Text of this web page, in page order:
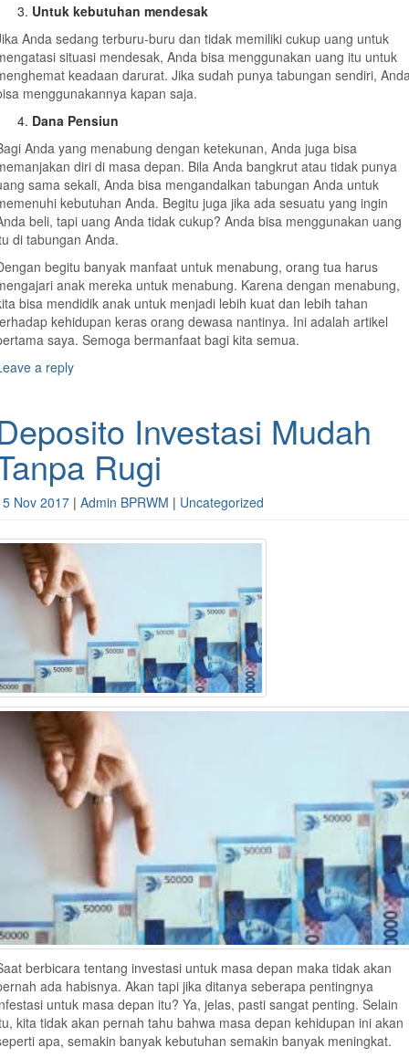
Untuk kebutuhan mendesak
Anda sedang terburu-buru dan tidak memiliki cukup uang untuk
situasi mendesak, Anda bisa menggunakan uang itu untuk
keadaan darurat. Jika sudah punya tabungan sendiri,
menggunakannya kapan saja.
Dana Pensiun
Anda yang menabung dengan ketekunan, Anda juga bisa
diri di masa depan. Bila Anda bangkrut atau tidak punya
sama sekali, Anda bisa mengandalkan tabungan Anda untuk
kebutuhan Anda. Begitu juga jika ada sesuatu yang ingin
beli, tapi uang Anda tidak cukup? Anda bisa menggunakan uang
di tabungan Anda.
begitu banyak manfaat untuk menabung, orang tua harus
anak mereka untuk menabung. Karena dengan menabung,
bisa mendidik anak untuk menjadi lebih kuat dan lebih tahan
kehidupan keras orang dewasa nantinya. Ini adalah artikel
saya. Semoga bermanfaat bagi kita semua.
a reply
Investasi Mudah
Rugi
Nov 2017 | Admin BPRWM | Uncategorized
berbicara tentang investasi untuk masa depan maka tidak akan
ada habisnya. Akan tapi jika ditanya seberapa pentingnya
untuk masa depan itu? Ya, jelas, pasti sangat penting. Selain
kita tidak akan pernah tahu bahwa masa depan kehidupan ini akan
apa, semakin banyak kebutuhan semakin banyak meningkat.